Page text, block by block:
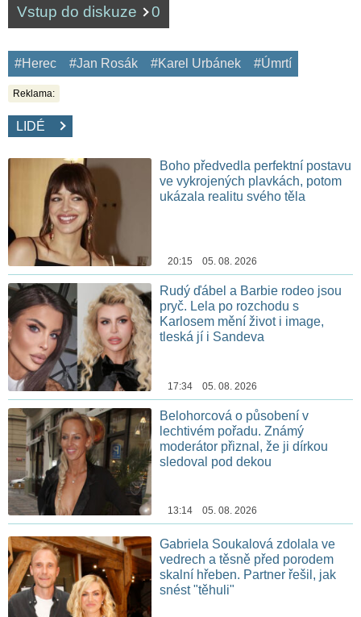
Vstup do diskuze 0
#Herec #Jan Rosák #Karel Urbánek #Úmrtí
Reklama:
LIDÉ
Boho předvedla perfektní postavu
ve vykrojených plavkách, potom
ukázala realitu svého těla
20:15 05. 08. 2026
Rudý ďábel a Barbie rodeo jsou
pryč. Lela po rozchodu s
Karlosem mění život i image,
tleská jí i Sandeva
17:34 05. 08. 2026
Belohorcová o působení v
lechtivém pořadu. Známý
moderátor přiznal, že ji dírkou
sledoval pod dekou
13:14 05. 08. 2026
Gabriela Soukalová zdolala ve
vedrech a těsně před porodem
skalní hřeben. Partner řešil, jak
snést "těhuli"